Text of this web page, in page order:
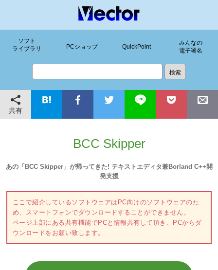
ソフト
ライブラリ
PCショップ QuickPoint
みんなの
電子署名
共有
BCC Skipper
あの「BCC Skipper」が帰ってきた! テキストエディタ兼Borland C++開
発支援
ここで紹介しているソフトウェアはPC向けのソフトウェアのた
め、スマートフォンでダウンロードすることができません。
ページ上部にある共有機能でPCと情報共有して頂き、PCからダ
ウンロードをお願い致します。